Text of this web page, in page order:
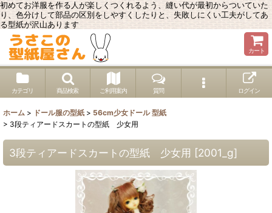
初めてお洋服を作る人が楽しくつくれるよう、縫い代が最初からついていた
り、色分けして部品の区別をしやすくしたりと、失敗しにくい工夫がしてあ
る型紙が沢山あります
カート
カテゴリ 商品検索 ご利用案内 質問 ログイン
ホーム > ドール服の型紙 > 56cm少女ドール 型紙
> 3段ティアードスカートの型紙 少女用
3段ティアードスカートの型紙 少女用 [2001_g]